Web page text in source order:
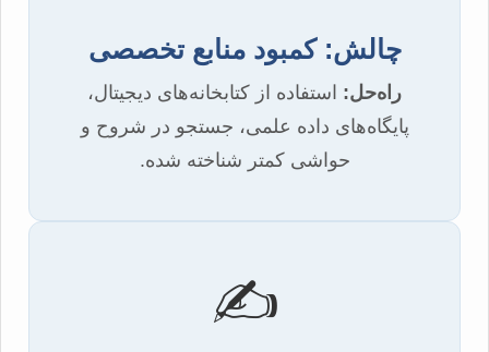
چالش: کمبود منابع تخصصی
راه‌حل: استفاده از کتابخانه‌های دیجیتال،
پایگاه‌های داده علمی، جستجو در شروح و
حواشی کمتر شناخته شده.
✍️